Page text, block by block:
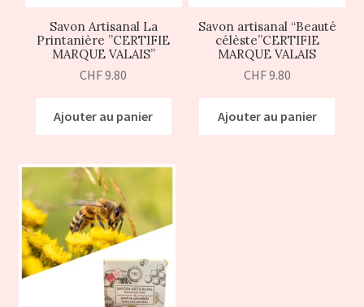
Savon Artisanal La
Printanière ”CERTIFIE
MARQUE VALAIS”
CHF9.80
Ajouter au panier
Savon artisanal “Beauté
célèste”CERTIFIE
MARQUE VALAIS
CHF9.80
Ajouter au panier